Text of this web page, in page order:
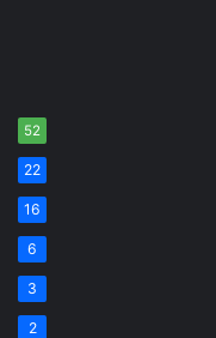
52
22
16
6
3
2